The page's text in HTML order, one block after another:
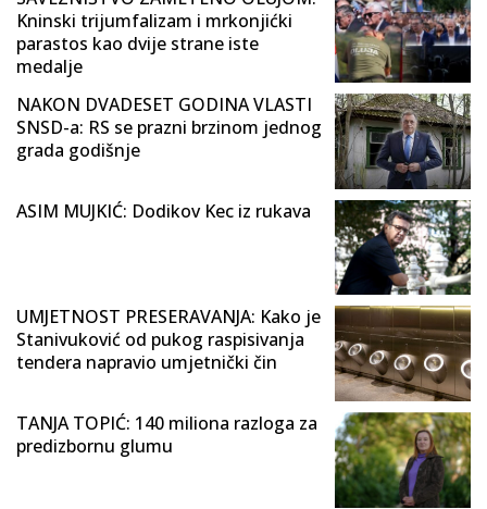
Kninski trijumfalizam i mrkonjićki
parastos kao dvije strane iste
medalje
NAKON DVADESET GODINA VLASTI
SNSD-a: RS se prazni brzinom jednog
grada godišnje
ASIM MUJKIĆ: Dodikov Kec iz rukava
UMJETNOST PRESERAVANJA: Kako je
Stanivuković od pukog raspisivanja
tendera napravio umjetnički čin
TANJA TOPIĆ: 140 miliona razloga za
predizbornu glumu